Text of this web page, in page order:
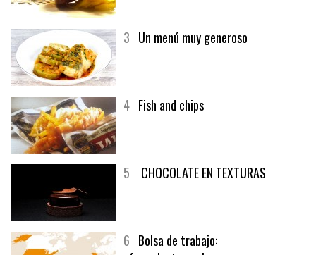
3 Un menú muy generoso
4 Fish and chips
5 CHOCOLATE EN TEXTURAS
6 Bolsa de trabajo: